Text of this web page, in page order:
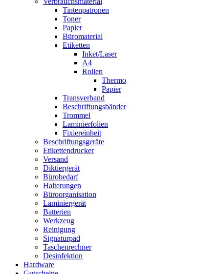
Tintenpatronen
Toner
Papier
Büromaterial
Etiketten
Inket/Laser
A4
Rollen
Thermo
Papier
Transverband
Beschriftungsbänder
Trommel
Laminierfolien
Fixiereinheit
Beschriftungsgeräte
Etikettendrucker
Versand
Diktiergerät
Bürobedarf
Halterungen
Büroorganisation
Laminiergerät
Batterien
Werkzeug
Reinigung
Signaturpad
Taschenrechner
Desinfektion
Hardware